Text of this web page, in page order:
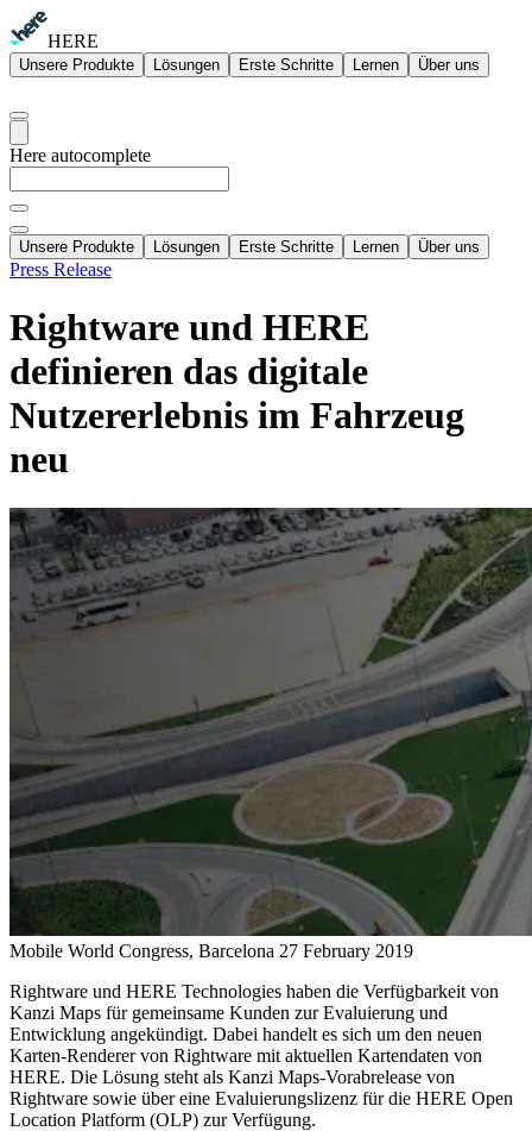
HERE
Unsere Produkte Lösungen Erste Schritte Lernen Über uns
Here autocomplete
Unsere Produkte Lösungen Erste Schritte Lernen Über uns
Press Release
Rightware und HERE
definieren das digitale
Nutzererlebnis im Fahrzeug
neu
Mobile World Congress, Barcelona 27 February 2019
Rightware und HERE Technologies haben die Verfügbarkeit von
Kanzi Maps für gemeinsame Kunden zur Evaluierung und
Entwicklung angekündigt. Dabei handelt es sich um den neuen
Karten-Renderer von Rightware mit aktuellen Kartendaten von
HERE. Die Lösung steht als Kanzi Maps-Vorabrelease von
Rightware sowie über eine Evaluierungslizenz für die HERE Open
Location Platform (OLP) zur Verfügung.